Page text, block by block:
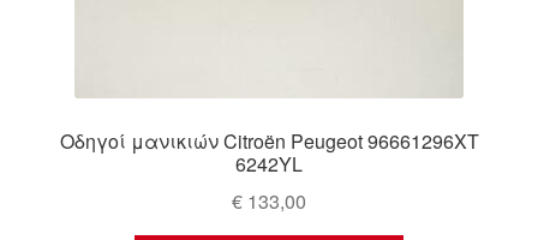
Οδηγοί μανικιών Citroën Peugeot 96661296XT
6242YL
€ 133,00